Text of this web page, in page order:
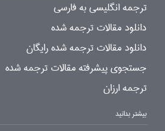
ترجمه انگلیسی به فارسی
دانلود مقالات ترجمه شده
دانلود مقالات ترجمه شده رایگان
جستجوی پیشرفته مقالات ترجمه شده
ترجمه ارزان
بیشتر بدانید